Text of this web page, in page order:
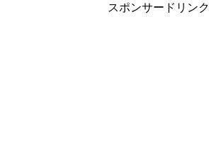
スポンサードリンク